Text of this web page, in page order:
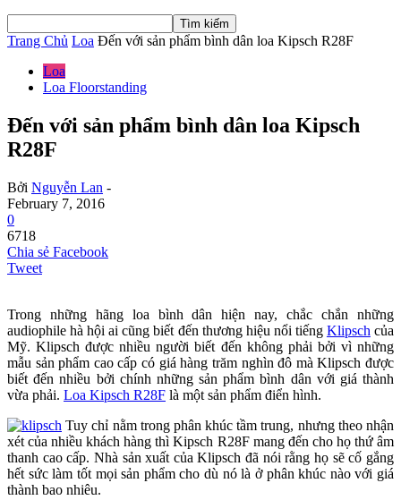
Trang Chủ Loa Đến với sản phẩm bình dân loa Kipsch R28F
Loa
Loa Floorstanding
Đến với sản phẩm bình dân loa Kipsch
R28F
Bởi Nguyễn Lan -
February 7, 2016
0
6718
Chia sẻ Facebook
Tweet
Trong những hãng loa bình dân hiện nay, chắc chắn những
audiophile hà hội ai cũng biết đến thương hiệu nổi tiếng Klipsch của
Mỹ. Klipsch được nhiều người biết đến không phải bởi vì những
mẫu sản phẩm cao cấp có giá hàng trăm nghìn đô mà Klipsch được
biết đến nhiều bởi chính những sản phẩm bình dân với giá thành
vừa phải. Loa Kipsch R28F là một sản phẩm điển hình.
Tuy chỉ nằm trong phân khúc tầm trung, nhưng theo nhận
xét của nhiều khách hàng thì Kipsch R28F mang đến cho họ thứ âm
thanh cao cấp. Nhà sản xuất của Klipsch đã nói rằng họ sẽ cố gắng
hết sức làm tốt mọi sản phẩm cho dù nó là ở phân khúc nào với giá
thành bao nhiêu.